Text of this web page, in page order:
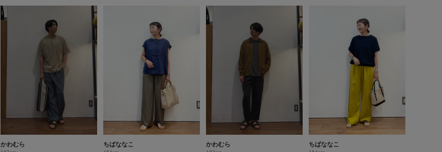
かわむら ちばななこ かわむら ちばななこ